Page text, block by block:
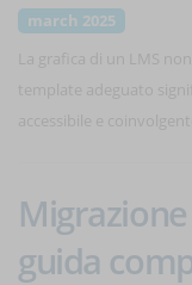
march 2025
guida